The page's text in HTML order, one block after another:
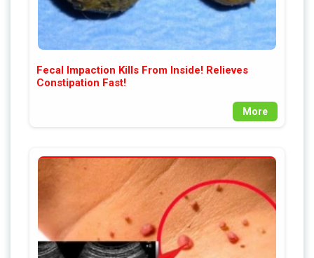
Fecal Impaction Kills From Inside! Relieves
Constipation Fast!
More